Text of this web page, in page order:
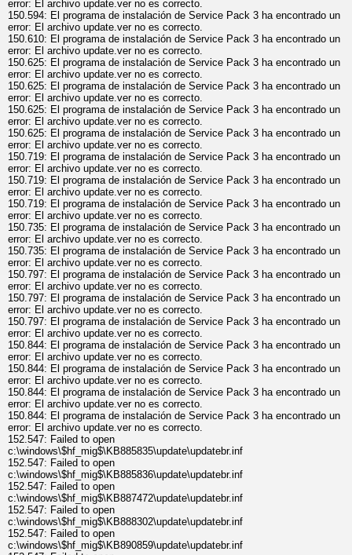
error: El archivo update.ver no es correcto.
150.594: El programa de instalación de Service Pack 3 ha encontrado un
error: El archivo update.ver no es correcto.
150.610: El programa de instalación de Service Pack 3 ha encontrado un
error: El archivo update.ver no es correcto.
150.625: El programa de instalación de Service Pack 3 ha encontrado un
error: El archivo update.ver no es correcto.
150.625: El programa de instalación de Service Pack 3 ha encontrado un
error: El archivo update.ver no es correcto.
150.625: El programa de instalación de Service Pack 3 ha encontrado un
error: El archivo update.ver no es correcto.
150.625: El programa de instalación de Service Pack 3 ha encontrado un
error: El archivo update.ver no es correcto.
150.719: El programa de instalación de Service Pack 3 ha encontrado un
error: El archivo update.ver no es correcto.
150.719: El programa de instalación de Service Pack 3 ha encontrado un
error: El archivo update.ver no es correcto.
150.719: El programa de instalación de Service Pack 3 ha encontrado un
error: El archivo update.ver no es correcto.
150.735: El programa de instalación de Service Pack 3 ha encontrado un
error: El archivo update.ver no es correcto.
150.735: El programa de instalación de Service Pack 3 ha encontrado un
error: El archivo update.ver no es correcto.
150.797: El programa de instalación de Service Pack 3 ha encontrado un
error: El archivo update.ver no es correcto.
150.797: El programa de instalación de Service Pack 3 ha encontrado un
error: El archivo update.ver no es correcto.
150.797: El programa de instalación de Service Pack 3 ha encontrado un
error: El archivo update.ver no es correcto.
150.844: El programa de instalación de Service Pack 3 ha encontrado un
error: El archivo update.ver no es correcto.
150.844: El programa de instalación de Service Pack 3 ha encontrado un
error: El archivo update.ver no es correcto.
150.844: El programa de instalación de Service Pack 3 ha encontrado un
error: El archivo update.ver no es correcto.
150.844: El programa de instalación de Service Pack 3 ha encontrado un
error: El archivo update.ver no es correcto.
152.547: Failed to open
c:\windows\$hf_mig$\KB885835\update\updatebr.inf
152.547: Failed to open
c:\windows\$hf_mig$\KB885836\update\updatebr.inf
152.547: Failed to open
c:\windows\$hf_mig$\KB887472\update\updatebr.inf
152.547: Failed to open
c:\windows\$hf_mig$\KB888302\update\updatebr.inf
152.547: Failed to open
c:\windows\$hf_mig$\KB890859\update\updatebr.inf